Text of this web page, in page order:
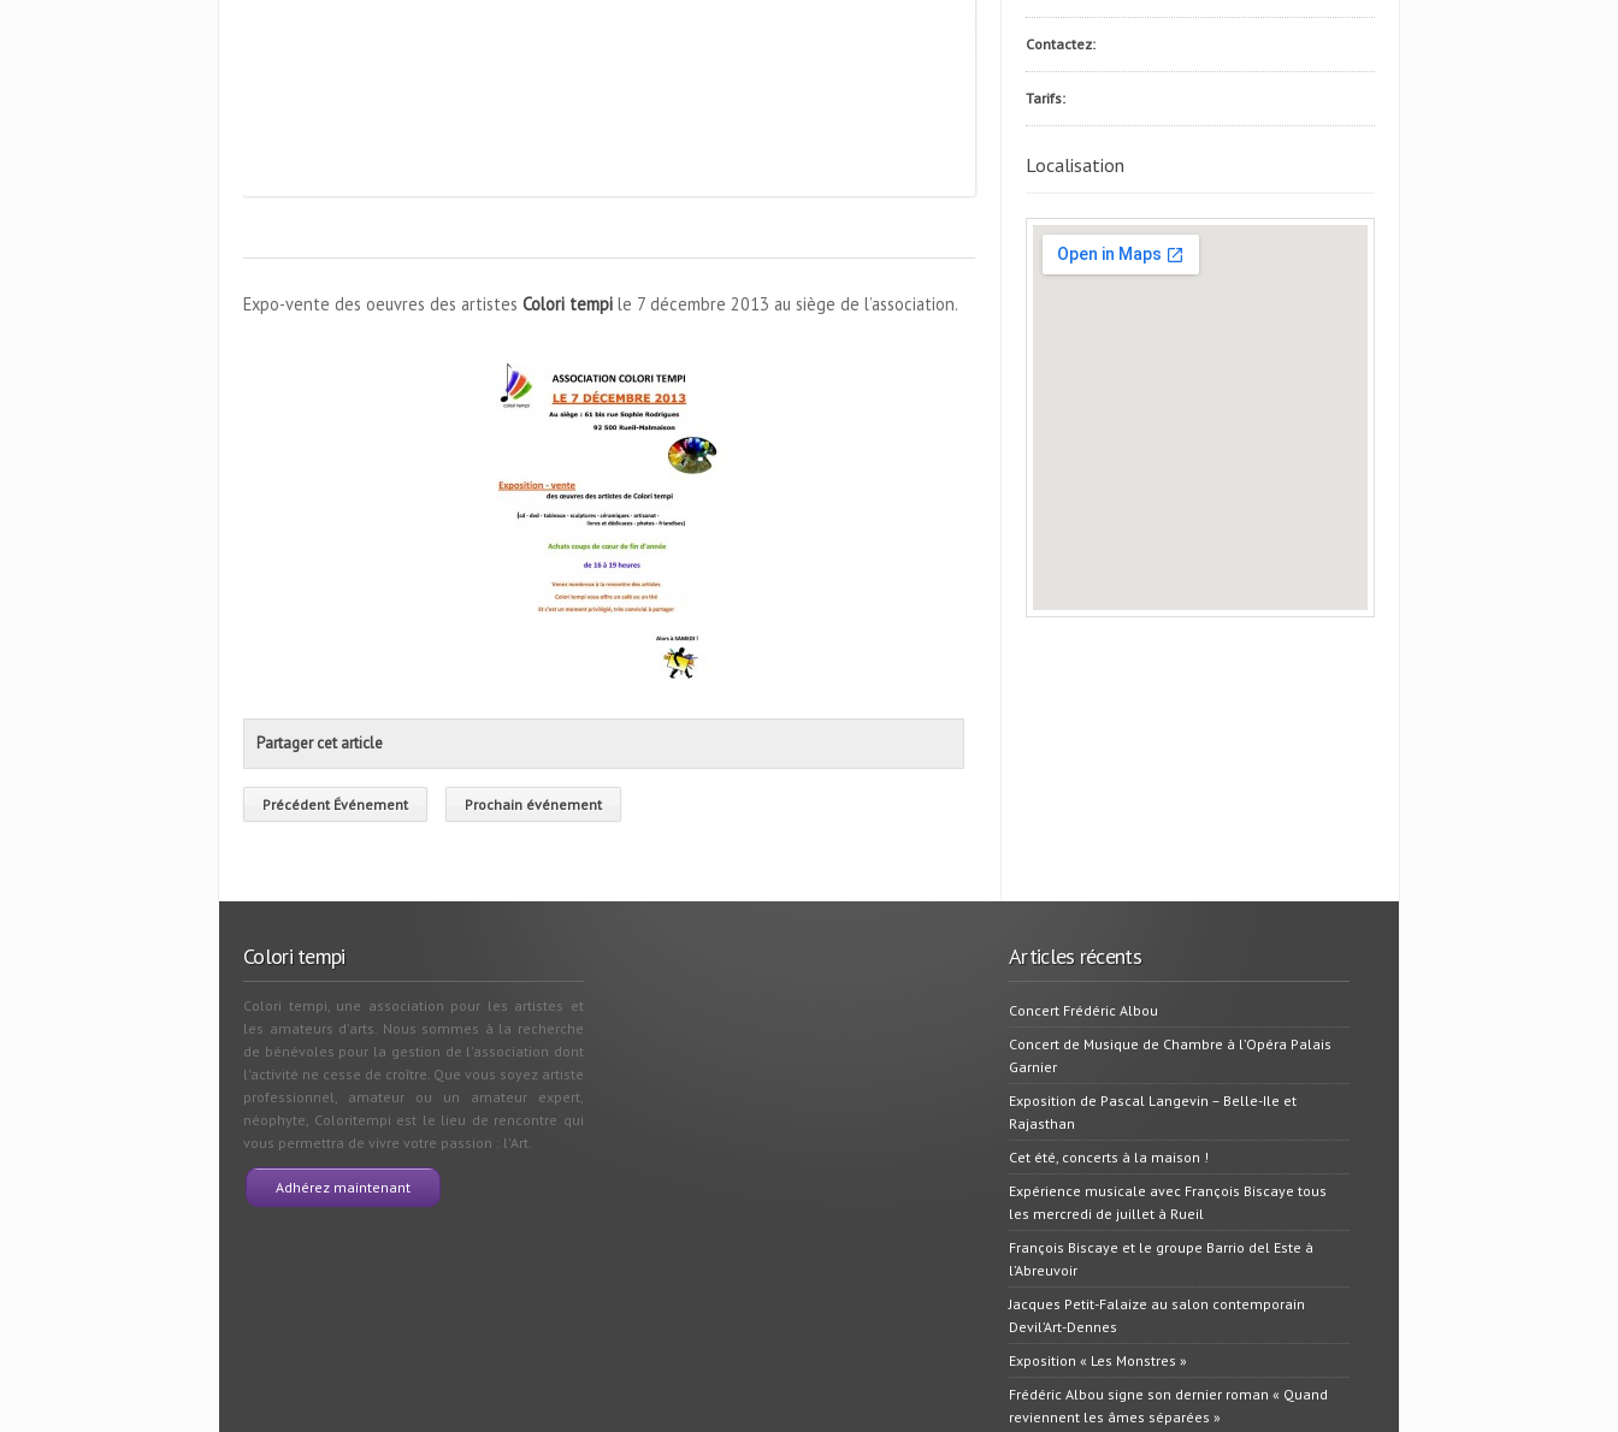
Expo-vente des oeuvres des artistes Colori tempi le 7 décembre 2013 au siège de l’association.
Partager cet article
Prochain événement
Précédent Événement
Contactez:
Tarifs:
Localisation
Colori tempi
Colori tempi, une association pour les artistes et
les amateurs d'arts. Nous sommes à la recherche
de bénévoles pour la gestion de l'association dont
l'activité ne cesse de croître. Que vous soyez artiste
professionnel, amateur ou un amateur expert,
néophyte, Coloritempi est le lieu de rencontre qui
vous permettra de vivre votre passion : l'Art.
Adhérez maintenant
Articles récents
Concert Frédéric Albou
Concert de Musique de Chambre à l’Opéra Palais
Garnier
Exposition de Pascal Langevin – Belle-Ile et
Rajasthan
Cet été, concerts à la maison !
Expérience musicale avec François Biscaye tous
les mercredi de juillet à Rueil
François Biscaye et le groupe Barrio del Este à
l’Abreuvoir
Jacques Petit-Falaize au salon contemporain
Devil’Art-Dennes
Exposition « Les Monstres »
Frédéric Albou signe son dernier roman « Quand
reviennent les âmes séparées »